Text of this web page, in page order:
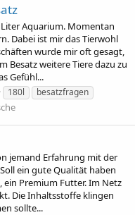
Aquarium. Momentan
Dabei ist mir das Tierwohl
wurde mir oft gesagt,
Besatz weitere Tiere dazu zu
Gefühl...
180l
besatzfragen
jemand Erfahrung mit der
ein gute Qualität haben
ein Premium Futter. Im Netz
Die Inhaltsstoffe klingen
sollte...